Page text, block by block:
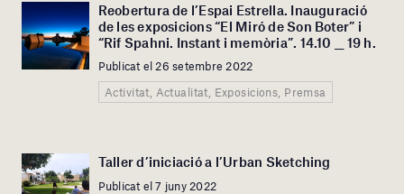
Reobertura de l’Espai Estrella. Inauguració
de les exposicions “El Miró de Son Boter” i
“Rif Spahni. Instant i memòria”. 14.10 __ 19 h.
Publicat el 26 setembre 2022
Activitat, Actualitat, Exposicions, Premsa
Taller d’iniciació a l’Urban Sketching
Publicat el 7 juny 2022